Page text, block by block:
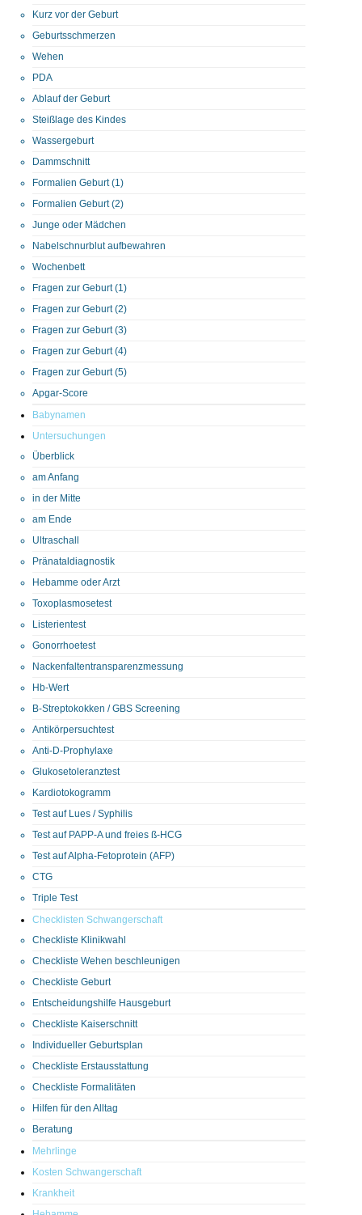
Kurz vor der Geburt
Geburtsschmerzen
Wehen
PDA
Ablauf der Geburt
Steißlage des Kindes
Wassergeburt
Dammschnitt
Formalien Geburt (1)
Formalien Geburt (2)
Junge oder Mädchen
Nabelschnurblut aufbewahren
Wochenbett
Fragen zur Geburt (1)
Fragen zur Geburt (2)
Fragen zur Geburt (3)
Fragen zur Geburt (4)
Fragen zur Geburt (5)
Apgar-Score
Babynamen
Untersuchungen
Überblick
am Anfang
in der Mitte
am Ende
Ultraschall
Pränataldiagnostik
Hebamme oder Arzt
Toxoplasmosetest
Listerientest
Gonorrhoetest
Nackenfaltentransparenzmessung
Hb-Wert
B-Streptokokken / GBS Screening
Antikörpersuchtest
Anti-D-Prophylaxe
Glukosetoleranztest
Kardiotokogramm
Test auf Lues / Syphilis
Test auf PAPP-A und freies ß-HCG
Test auf Alpha-Fetoprotein (AFP)
CTG
Triple Test
Checklisten Schwangerschaft
Checkliste Klinikwahl
Checkliste Wehen beschleunigen
Checkliste Geburt
Entscheidungshilfe Hausgeburt
Checkliste Kaiserschnitt
Individueller Geburtsplan
Checkliste Erstausstattung
Checkliste Formalitäten
Hilfen für den Alltag
Beratung
Mehrlinge
Kosten Schwangerschaft
Krankheit